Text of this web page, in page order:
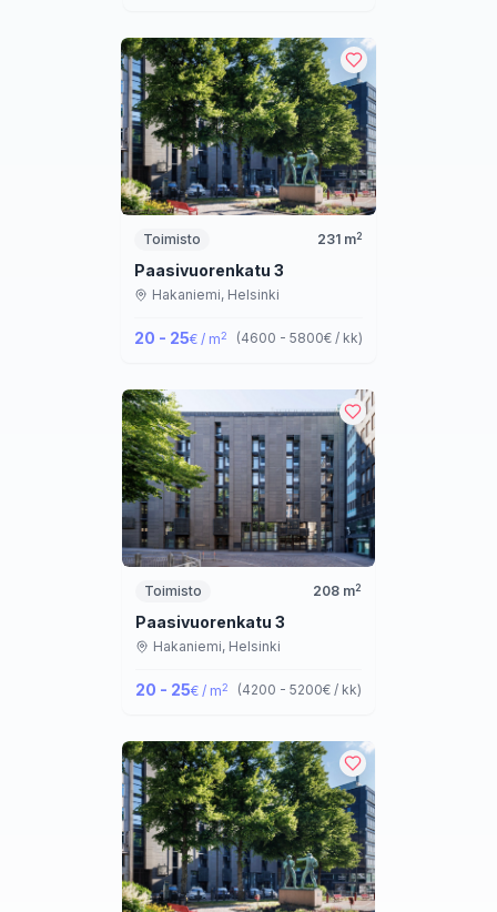
Toimisto 231 m2
Paasivuorenkatu 3
Hakaniemi, Helsinki
20 - 25€ / m2 (4600 - 5800€ / kk)
Toimisto 208 m2
Paasivuorenkatu 3
Hakaniemi, Helsinki
20 - 25€ / m2 (4200 - 5200€ / kk)